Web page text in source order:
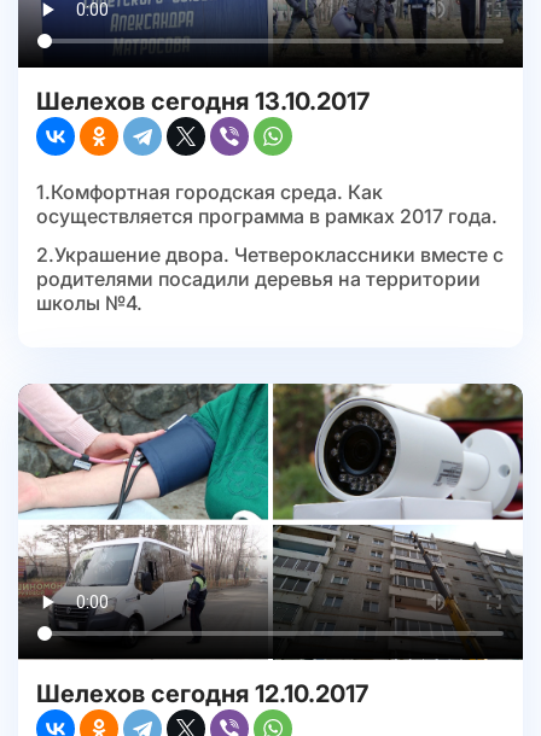
Шелехов сегодня 13.10.2017
1.Комфортная городская среда. Как
осуществляется программа в рамках 2017 года.
2.Украшение двора. Четвероклассники вместе с
родителями посадили деревья на территории
школы №4.
Шелехов сегодня 12.10.2017